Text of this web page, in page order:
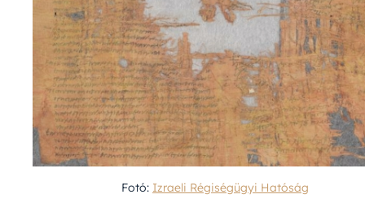
Fotó: Izraeli Régiségügyi Hatóság